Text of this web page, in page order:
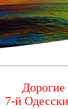
Дорогие
7-й